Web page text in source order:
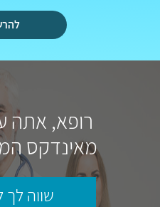
רופא, אתה
מאינדקס
שווה